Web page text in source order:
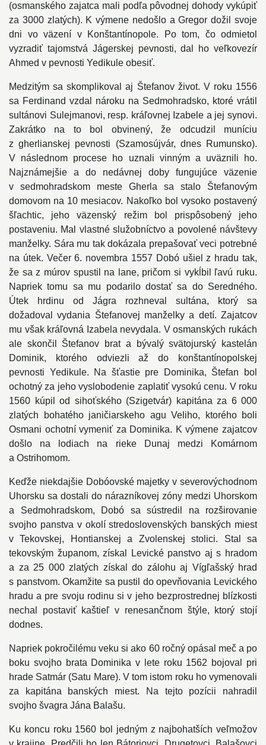
(osmanského zajatca mali podľa pôvodnej dohody vykúpiť
za 3000 zlatých). K výmene nedošlo a Gregor dožil svoje
dni vo väzení v Konštantínopole. Po tom, čo odmietol
vyzradiť tajomstvá Jágerskej pevnosti, dal ho veľkovezír
Ahmed v pevnosti Yedikule obesiť.
Medzitým sa skomplikoval aj Štefanov život. V roku 1556
sa Ferdinand vzdal nároku na Sedmohradsko, ktoré vrátil
sultánovi Sulejmanovi, resp. kráľovnej Izabele a jej synovi.
Zakrátko na to bol obvinený, že odcudzil muníciu
z gherlianskej pevnosti (Szamosújvár, dnes Rumunsko).
V následnom procese ho uznali vinným a uväznili ho.
Najznámejšie a do nedávnej doby fungujúce väzenie
v sedmohradskom meste Gherla sa stalo Štefanovým
domovom na 10 mesiacov. Nakoľko bol vysoko postavený
šľachtic, jeho väzenský režim bol prispôsobený jeho
postaveniu. Mal vlastné služobníctvo a povolené návštevy
manželky. Sára mu tak dokázala prepašovať veci potrebné
na útek. Večer 6. novembra 1557 Dobó ušiel z hradu tak,
že sa z múrov spustil na lane, pričom si vykĺbil ľavú ruku.
Napriek tomu sa mu podarilo dostať sa do Seredného.
Útek hrdinu od Jágra rozhneval sultána, ktorý sa
dožadoval vydania Štefanovej manželky a detí. Zajatcov
mu však kráľovná Izabela nevydala. V osmanských rukách
ale skončil Štefanov brat a bývalý svätojurský kastelán
Dominik, ktorého odviezli až do konštantínopolskej
pevnosti Yedikule. Na šťastie pre Dominika, Štefan bol
ochotný za jeho vyslobodenie zaplatiť vysokú cenu. V roku
1560 kúpil od sihoťského (Szigetvár) kapitána za 6 000
zlatých bohatého janičiarskeho agu Veliho, ktorého boli
Osmani ochotní vymeniť za Dominika. K výmene zajatcov
došlo na lodiach na rieke Dunaj medzi Komárnom
a Ostrihomom.
Keďže niekdajšie Dobóovské majetky v severovýchodnom
Uhorsku sa dostali do nárazníkovej zóny medzi Uhorskom
a Sedmohradskom, Dobó sa sústredil na rozširovanie
svojho panstva v okolí stredoslovenských banských miest
v Tekovskej, Hontianskej a Zvolenskej stolici. Stal sa
tekovským županom, získal Levické panstvo aj s hradom
a za 25 000 zlatých získal do zálohu aj Vígľašský hrad
s panstvom. Okamžite sa pustil do opevňovania Levického
hradu a pre svoju rodinu si v jeho bezprostrednej blízkosti
nechal postaviť kaštieľ v renesančnom štýle, ktorý stojí
dodnes.
Napriek pokročilému veku si ako 60 ročný opásal meč a po
boku svojho brata Dominika v lete roku 1562 bojoval pri
hrade Satmár (Satu Mare). V tom istom roku ho vymenovali
za kapitána banských miest. Na tejto pozícii nahradil
svojho švagra Jána Balašu.
Ku koncu roku 1560 bol jedným z najbohatších veľmožov